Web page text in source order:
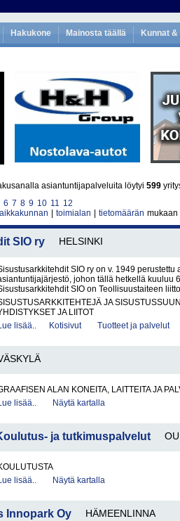
Hakukone Mainosta täällä Kunnat
asiantuntijapalveluita löytyi 599
6 7 8 9 10 11 12
toimialan tietomäärän mukaan
SIO ry HELSINKI
SIO ry on v. 1949 perustettu
johon tällä hetkellä kuuluu
SIO on Teollisuustaiteen
JA
JA LIITOT
lisää..
Kotisivut Tuotteet ja palvelut
ALAN KONEITA, LAITTEITA JA
lisää..
Näytä kartalla
ja tutkimuspalvelut
lisää..
Näytä kartalla
Innopark Oy HÄMEENLINNA